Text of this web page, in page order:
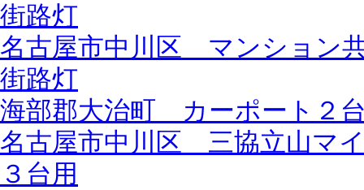
街路灯
名古屋市中川区 マンション
街路灯
海部郡大治町 カーポート２
名古屋市中川区 三協立山マ
３台用